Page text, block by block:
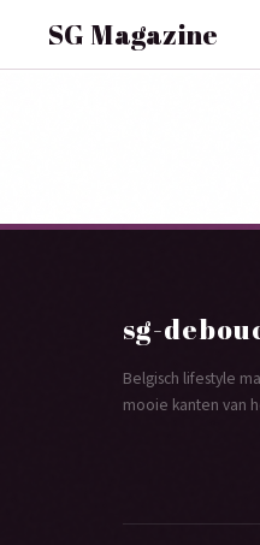
SG Magazine
sg-
Belgisch lifestyle
mooie kanten van